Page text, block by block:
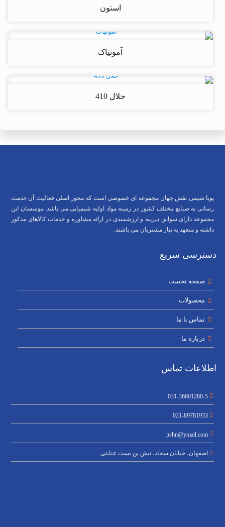
استون
آمونیاک
حلال 410
پویا شیمی نقش جهان مجموعه ای خصوصی است که محور اصلی فعالیت آن خدمت
رسانی به صنایع مختلف کشور در زمینه مواد اولیه شیمیایی می باشد. موسسان این
مجموعه دارای سوابق دیرینه و ارزشمندی در ارائه مشاوره و خدمات کالاهای مذکور
داشته و متعهد به نیاز مشتریان می باشند.
دسترسی سریع
صفحه نخست
محصولات
تماس با ما
درباره ما
اطلاعات تماس
031-36601280-5
021-89781933
pshn@ymail.com
اصفهان، خیابان سجاد، نبش بن بست عنایتی